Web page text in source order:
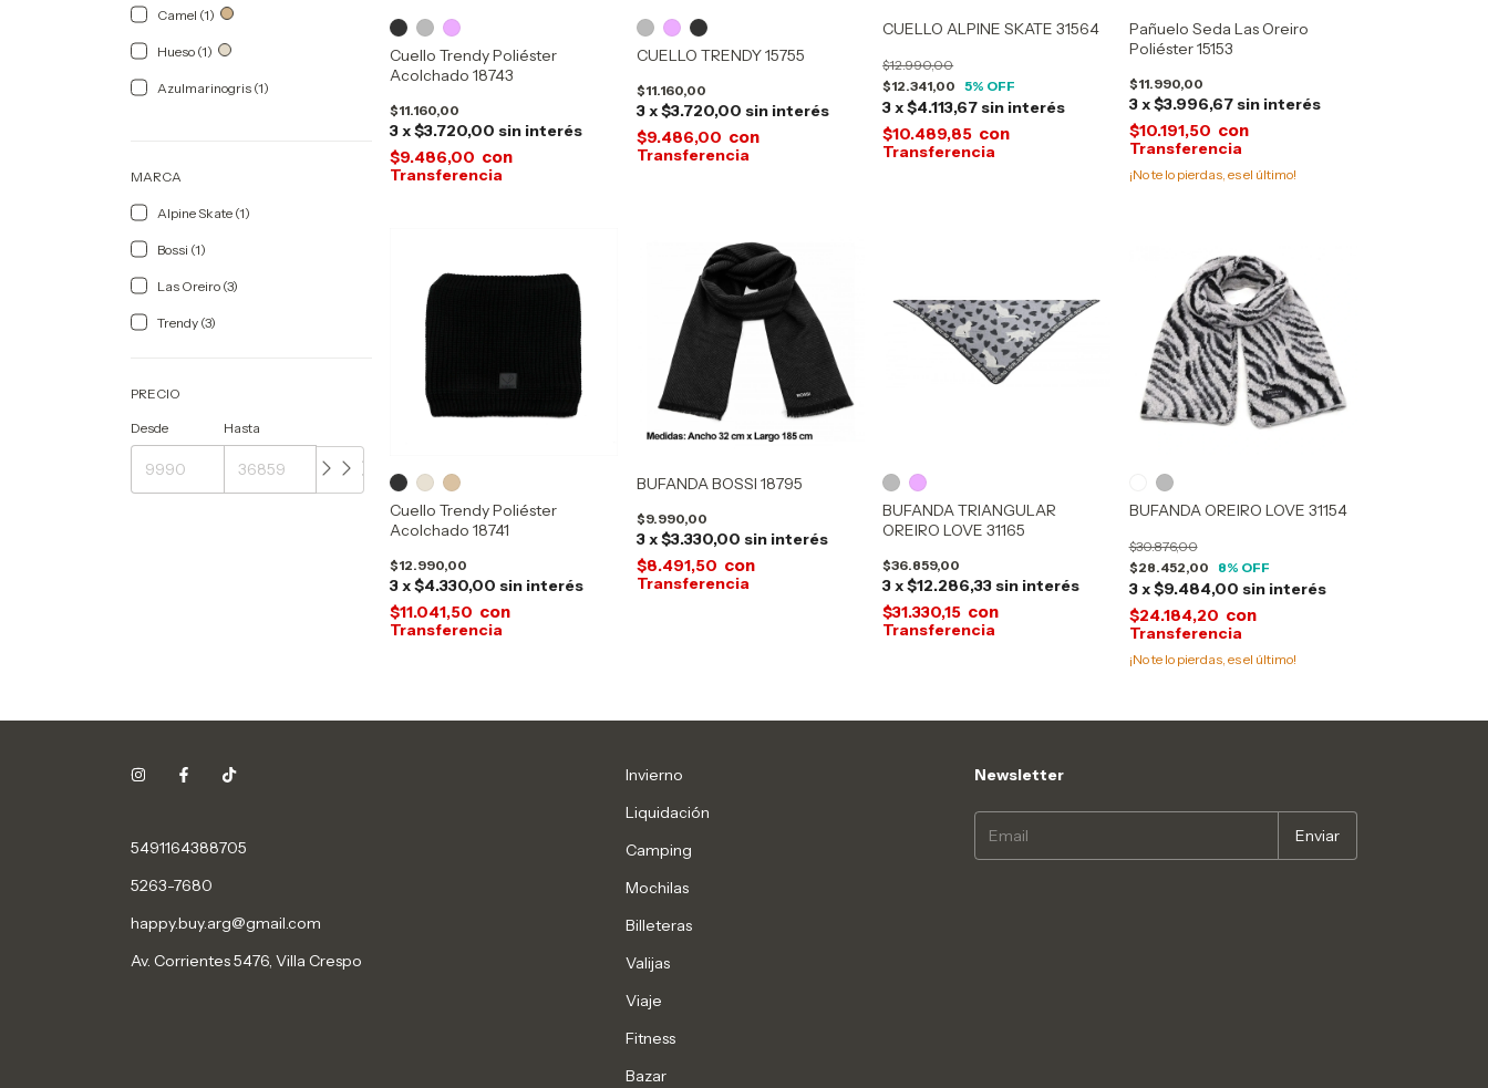
Camel (1)
Hueso (1)
Azulmarinogris (1)
MARCA
Alpine Skate (1)
Bossi (1)
Las Oreiro (3)
Trendy (3)
PRECIO
Desde Hasta
Cuello Trendy Poliéster
Acolchado 18743
$11.160,00
3x$3.720,00 sin interés
$9.486,00 con
CUELLO TRENDY 15755
$11.160,00
3x$3.720,00 sin interés
$9.486,00 con
CUELLO ALPINE SKATE 31564
$12.341,00
$12.990,00
5% OFF
3x$4.113,67 sin interés
$10.489,85 con
Pañuelo Seda Las Oreiro
Poliéster 15153
$11.990,00
3x$3.996,67 sin interés
$10.191,50 con
¡No te lo pierdas, es el último!
Cuello Trendy Poliéster
Acolchado 18741
$12.990,00
3x$4.330,00 sin interés
$11.041,50 con
BUFANDA BOSSI 18795
$9.990,00
3x$3.330,00 sin interés
$8.491,50 con
BUFANDA TRIANGULAR
OREIRO LOVE 31165
$36.859,00
3x$12.286,33 sin interés
$31.330,15 con
BUFANDA OREIRO LOVE 31154
$28.452,00
$30.876,00
8% OFF
3x$9.484,00 sin interés
$24.184,20 con
¡No te lo pierdas, es el último!
5491164388705
5263-7680
happy.buy.arg@gmail.com
Av. Corrientes 5476, Villa Crespo
Invierno
Liquidación
Camping
Mochilas
Billeteras
Valijas
Viaje
Fitness
Bazar
Newsletter